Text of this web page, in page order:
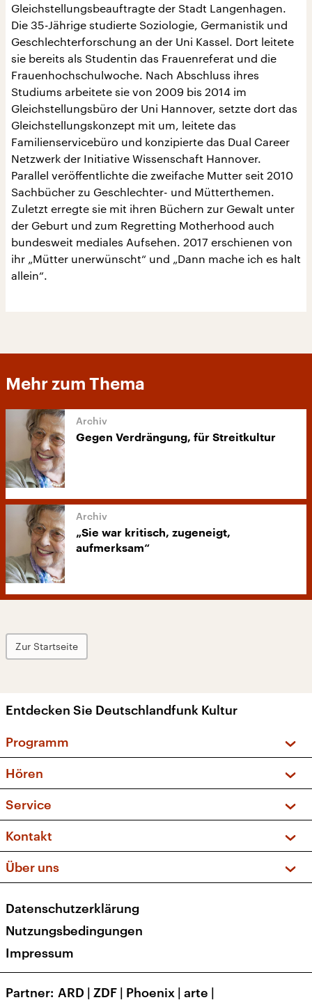
Gleichstellungsbeauftragte der Stadt Langenhagen.
Die 35-Jährige studierte Soziologie, Germanistik und
Geschlechterforschung an der Uni Kassel. Dort leitete
sie bereits als Studentin das Frauenreferat und die
Frauenhochschulwoche. Nach Abschluss ihres
Studiums arbeitete sie von 2009 bis 2014 im
Gleichstellungsbüro der Uni Hannover, setzte dort das
Gleichstellungskonzept mit um, leitete das
Familienservicebüro und konzipierte das Dual Career
Netzwerk der Initiative Wissenschaft Hannover.
Parallel veröffentlichte die zweifache Mutter seit 2010
Sachbücher zu Geschlechter- und Mütterthemen.
Zuletzt erregte sie mit ihren Büchern zur Gewalt unter
der Geburt und zum Regretting Motherhood auch
bundesweit mediales Aufsehen. 2017 erschienen von
ihr „Mütter unerwünscht“ und „Dann mache ich es halt
allein“.
Mehr zum Thema
Gegen Verdrängung, für Streitkultur
„Sie war kritisch, zugeneigt,
aufmerksam“
Zur Startseite
Entdecken Sie Deutschlandfunk Kultur
Programm
Sendungen und Podcasts
Musikliste
Kakadu – Das Kinderprogramm
Hören
Frequenzen (UKW + DAB+)
Service
FAQ
Apps
Newsletter
Veranstaltungen
Kontakt
Social Media
Über uns
Presse
Karriere
Transparenz
Datenschutzerklärung
Nutzungsbedingungen
Impressum
Partner ARD | ZDF | Phoenix | arte |